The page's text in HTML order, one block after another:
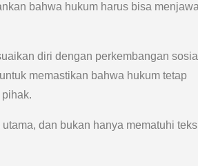
bahwa hukum harus bisa
diri dengan perkembangan
memastikan bahwa hukum tetap
dan bukan hanya mematuhi teks